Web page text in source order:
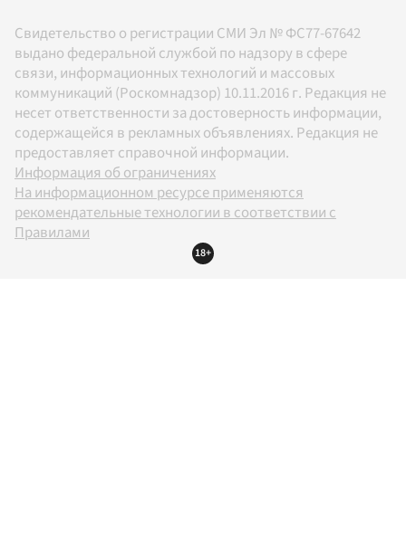
Свидетельство о регистрации СМИ Эл № ФС77-67642
выдано федеральной службой по надзору в сфере
связи, информационных технологий и массовых
коммуникаций (Роскомнадзор) 10.11.2016 г. Редакция не
несет ответственности за достоверность информации,
содержащейся в рекламных объявлениях. Редакция не
предоставляет справочной информации.
Информация об ограничениях
На информационном ресурсе применяются
рекомендательные технологии в соответствии с
Правилами
18+